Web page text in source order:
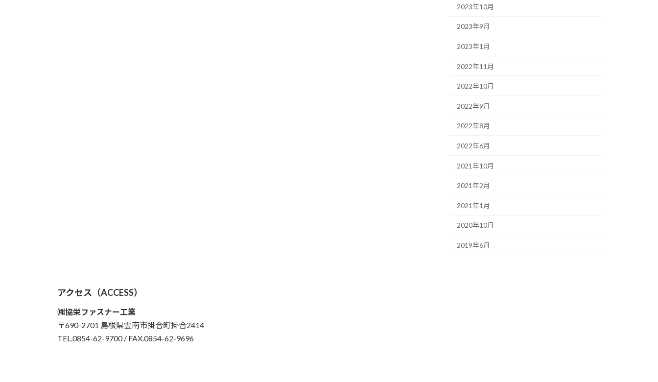
2023年10月
2023年9月
2023年1月
2022年11月
2022年10月
2022年9月
2022年8月
2022年6月
2021年10月
2021年2月
2021年1月
2020年10月
2019年6月
アクセス（ACCESS）
㈱協栄ファスナー工業
〒690-2701 島根県雲南市掛合町掛合2414
TEL.0854-62-9700 / FAX.0854-62-9696